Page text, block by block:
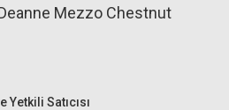
Bundle Setler
Alışverişe
Mezzo Chestnut
Yetkili Satıcısı